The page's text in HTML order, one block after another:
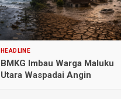
HEADLINE
BMKG Imbau Warga Maluku
Utara Waspadai Angin